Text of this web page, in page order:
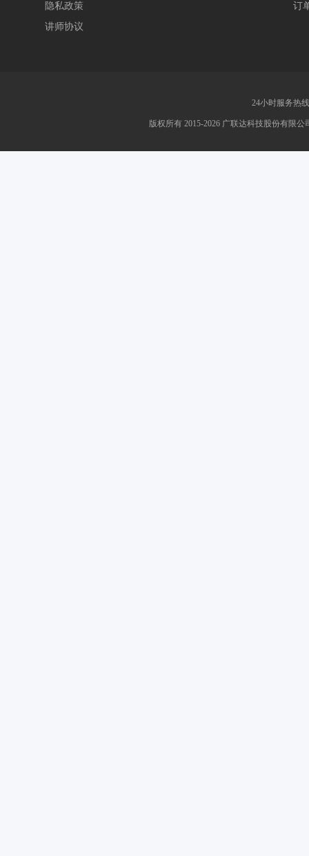
隐私政策
讲师协议
订
24小时服务热
版权所有 2015-2026 广联达科技股份有限公